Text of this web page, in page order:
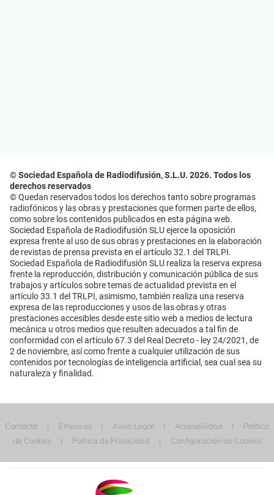
© Sociedad Española de Radiodifusión, S.L.U. 2026. Todos los
derechos reservados
© Quedan reservados todos los derechos tanto sobre programas
radiofónicos y las obras y prestaciones que formen parte de ellos,
como sobre los contenidos publicados en esta página web.
Sociedad Española de Radiodifusión SLU ejerce la oposición
expresa frente al uso de sus obras y prestaciones en la elaboración
de revistas de prensa prevista en el artículo 32.1 del TRLPI.
Sociedad Española de Radiodifusión SLU realiza la reserva expresa
frente la reproducción, distribución y comunicación pública de sus
trabajos y artículos sobre temas de actualidad prevista en el
artículo 33.1 del TRLPI, asimismo, también realiza una reserva
expresa de las reproducciones y usos de las obras y otras
prestaciones accesibles desde este sitio web a medios de lectura
mecánica u otros medios que resulten adecuados a tal fin de
conformidad con el artículo 67.3 del Real Decreto - ley 24/2021, de
2 de noviembre, así como frente a cualquier utilización de sus
contenidos por tecnologías de inteligencia artificial, sea cual sea su
naturaleza y finalidad.
Contacta Emisoras Aviso Legal Accesibilidad
Política
de Cookies
Política de Privacidad Configuración de Cookies